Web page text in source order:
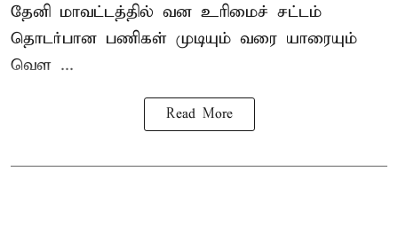
தேனி மாவட்டத்தில் வன உரிமைச் சட்டம்
தொடர்பான பணிகள் முடியும் வரை யாரையும்
வெள ...
Read More